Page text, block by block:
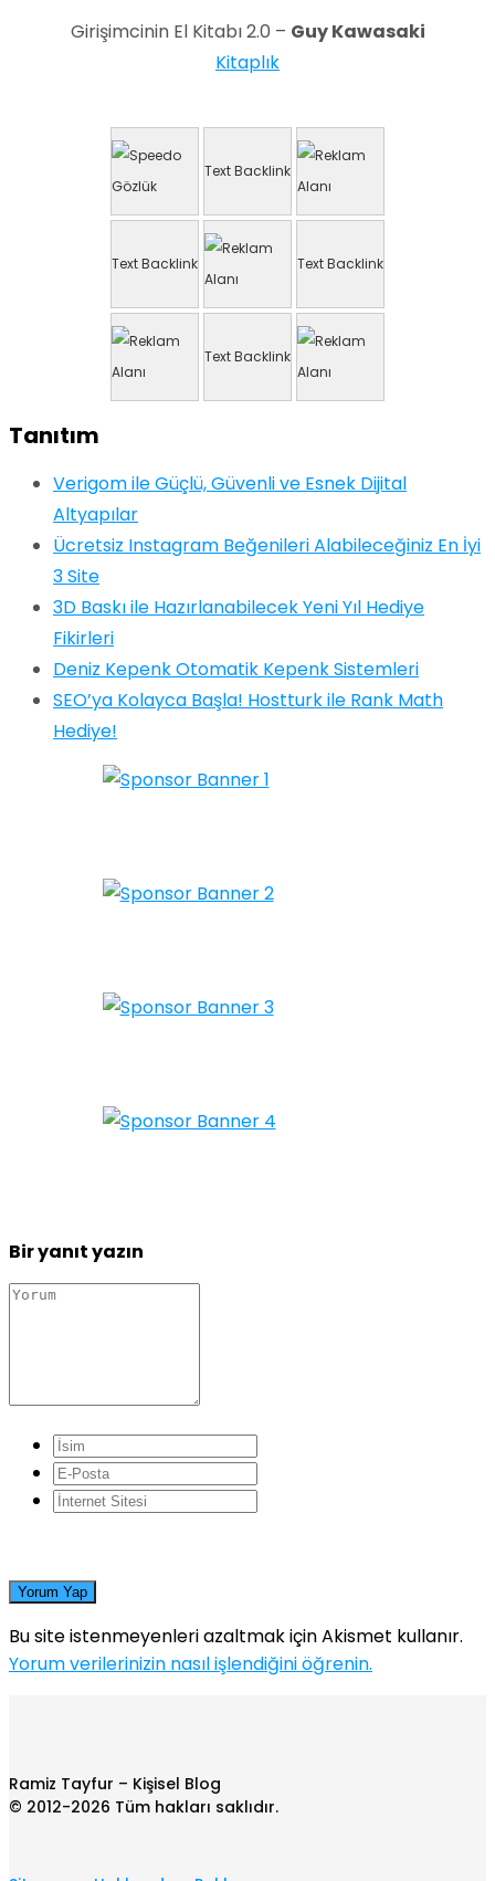
Girişimcinin El Kitabı 2.0 – Guy Kawasaki
Kitaplık
Text Backlink
Text Backlink Text Backlink
Text Backlink
Tanıtım
Verigom ile Güçlü, Güvenli ve Esnek Dijital
Altyapılar
Ücretsiz Instagram Beğenileri Alabileceğiniz En İyi
3 Site
3D Baskı ile Hazırlanabilecek Yeni Yıl Hediye
Fikirleri
Deniz Kepenk Otomatik Kepenk Sistemleri
SEO’ya Kolayca Başla! Hostturk ile Rank Math
Hediye!
Bir yanıt yazın
Yorum Yap
Bu site istenmeyenleri azaltmak için Akismet kullanır.
Yorum verilerinizin nasıl işlendiğini öğrenin.
Ramiz Tayfur – Kişisel Blog
© 2012-2026 Tüm hakları saklıdır.